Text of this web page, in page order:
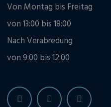
Von Montag bis Freitag
von 13:00 bis 18:00
Nach Verabredung
von 9:00 bis 12:00